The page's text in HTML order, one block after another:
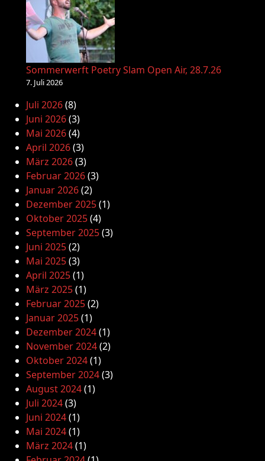
Sommerwerft Poetry Slam Open Air, 28.7.26
7. Juli 2026
Juli 2026(8)
Juni 2026(3)
Mai 2026(4)
April 2026(3)
März 2026(3)
Februar 2026(3)
Januar 2026(2)
Dezember 2025(1)
Oktober 2025(4)
September 2025(3)
Juni 2025(2)
Mai 2025(3)
April 2025(1)
März 2025(1)
Februar 2025(2)
Januar 2025(1)
Dezember 2024(1)
November 2024(2)
Oktober 2024(1)
September 2024(3)
August 2024(1)
Juli 2024(3)
Juni 2024(1)
Mai 2024(1)
März 2024(1)